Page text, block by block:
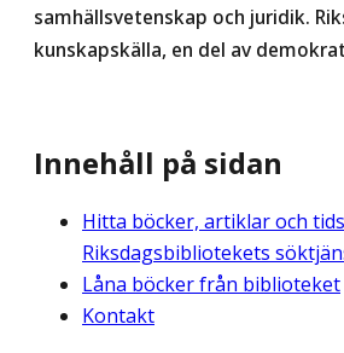
samhällsvetenskap och juridik.
kunskapskälla, en del av
Innehåll på sidan
Hitta böcker, artiklar och
Riksdagsbibliotekets
Låna böcker från biblioteket
Kontakt